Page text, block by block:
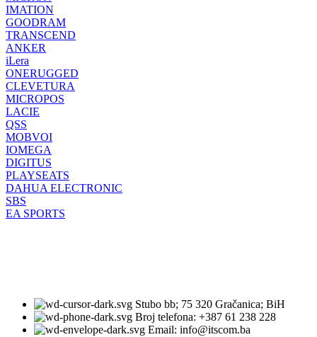
IMATION
GOODRAM
TRANSCEND
ANKER
iLera
ONERUGGED
CLEVETURA
MICROPOS
LACIE
QSS
MOBVOI
IOMEGA
DIGITUS
PLAYSEATS
DAHUA ELECTRONIC
SBS
EA SPORTS
Stubo bb; 75 320 Gračanica; BiH
Broj telefona: +387 61 238 228
Email: info@itscom.ba